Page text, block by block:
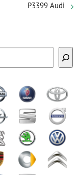
P3399 Audi